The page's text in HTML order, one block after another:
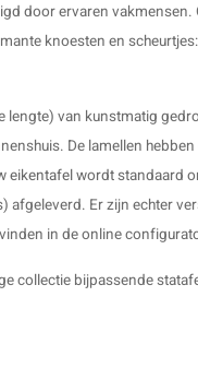
door ervaren vakmensen.
knoesten en
van kunstmatig
De lamellen
eikentafelwordt standaard
Er zijn echter
in de online
collectie bijpassende